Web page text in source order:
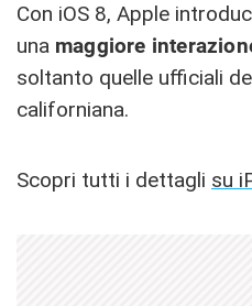
Con iOS 8, Apple
una maggiore
soltanto quelle ufficiali
californiana.
Scopri tutti i dettagli su